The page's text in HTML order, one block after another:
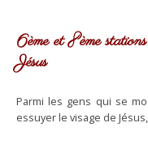
6ème et 8ème
Jésus
Parmi les gens qui se
essuyer le visage de